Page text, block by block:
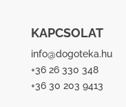
KAPCSOLAT
info@dogoteka.hu
+36 26 330 348
+36 30 203 9413